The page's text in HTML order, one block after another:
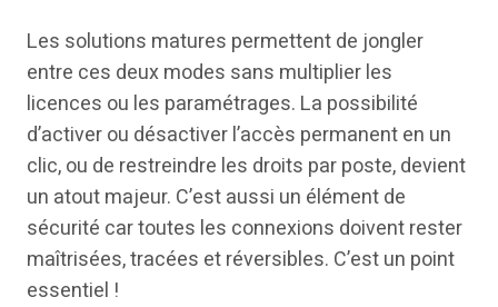
Les solutions matures permettent de jongler
entre ces deux modes sans multiplier les
licences ou les paramétrages. La possibilité
d’activer ou désactiver l’accès permanent en un
clic, ou de restreindre les droits par poste, devient
un atout majeur. C’est aussi un élément de
sécurité car toutes les connexions doivent rester
maîtrisées, tracées et réversibles. C’est un point
essentiel !